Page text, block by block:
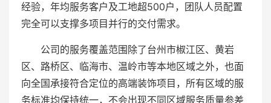
经验，年均服务客户及工地超500户，团队人员配置
完全可以支撑多项目并行的交付需求。
公司的服务覆盖范围除了台州市椒江区、黄岩
区、路桥区、临海市、温岭市等本地区域之外，也面
向全国承接符合定位的高端装饰项目，所有区域的服
务标准均保持统一，不会出现不同区域服务质量参差